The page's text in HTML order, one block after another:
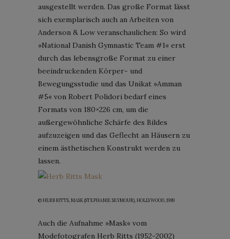
ausgestellt werden. Das große Format lässt
sich exemplarisch auch an Arbeiten von
Anderson & Low veranschaulichen: So wird
»National Danish Gymnastic Team #1« erst
durch das lebensgroße Format zu einer
beeindruckenden Körper- und
Bewegungsstudie und das Unikat »Amman
#5« von Robert Polidori bedarf eines
Formats von 180×226 cm, um die
außergewöhnliche Schärfe des Bildes
aufzuzeigen und das Geflecht an Häusern zu
einem ästhetischen Konstrukt werden zu
lassen.
© HERB RITTS, MASK (STEPHANIE SEYMOUR), HOLLYWOOD, 1989
Auch die Aufnahme »Mask« vom
Modefotografen Herb Ritts (1952-2002)